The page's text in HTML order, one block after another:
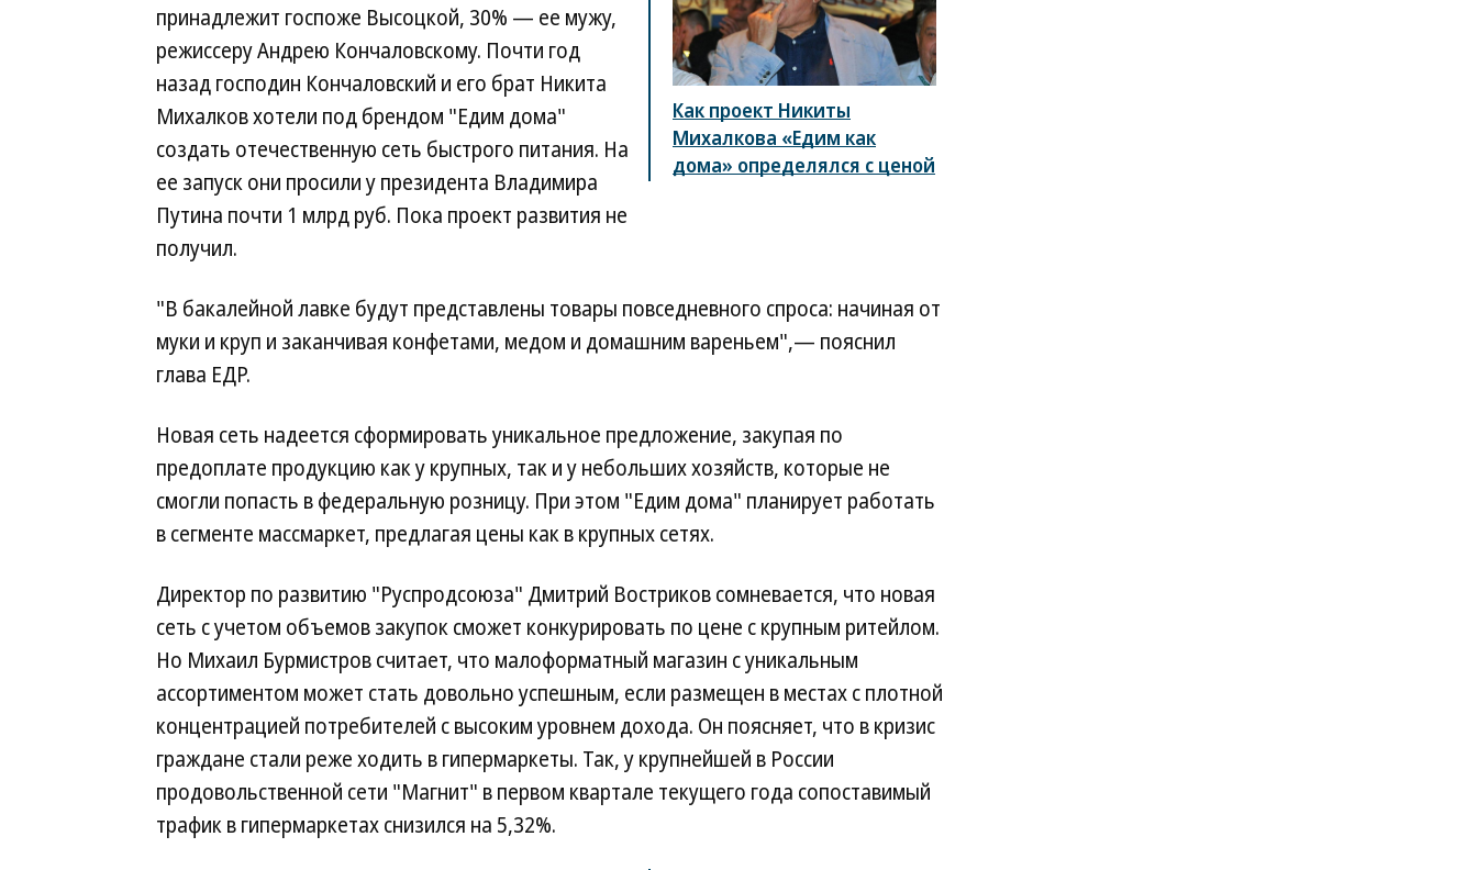
Как проект Никиты
Михалкова «Едим как
дома» определялся с ценой
принадлежит госпоже Высоцкой, 30% — ее мужу,
режиссеру Андрею Кончаловскому. Почти год
назад господин Кончаловский и его брат Никита
Михалков хотели под брендом "Едим дома"
создать отечественную сеть быстрого питания. На
ее запуск они просили у президента Владимира
Путина почти 1 млрд руб. Пока проект развития не
получил.
"В бакалейной лавке будут представлены товары повседневного спроса: начиная от
муки и круп и заканчивая конфетами, медом и домашним вареньем",— пояснил
глава ЕДР.
Новая сеть надеется сформировать уникальное предложение, закупая по
предоплате продукцию как у крупных, так и у небольших хозяйств, которые не
смогли попасть в федеральную розницу. При этом "Едим дома" планирует работать
в сегменте массмаркет, предлагая цены как в крупных сетях.
Директор по развитию "Руспродсоюза" Дмитрий Востриков сомневается, что новая
сеть с учетом объемов закупок сможет конкурировать по цене с крупным ритейлом.
Но Михаил Бурмистров считает, что малоформатный магазин с уникальным
ассортиментом может стать довольно успешным, если размещен в местах с плотной
концентрацией потребителей с высоким уровнем дохода. Он поясняет, что в кризис
граждане стали реже ходить в гипермаркеты. Так, у крупнейшей в России
продовольственной сети "Магнит" в первом квартале текущего года сопоставимый
трафик в гипермаркетах снизился на 5,32%.